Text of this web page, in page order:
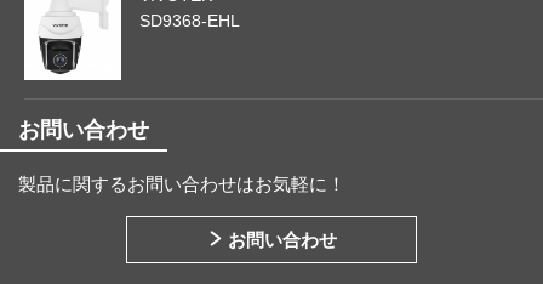
SD9368-EHL
お問い合わせ
製品に関するお問い合わせはお気軽に！
お問い合わせ